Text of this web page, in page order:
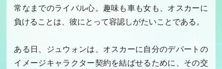
常なまでのライバル心。趣味も車も女も、オスカーに
負けることは、彼にとって容認しがたいことである。
ある日、ジュウォンは、オスカーに自分のデパートの
イメージキャラクター契約を結ばせるために、その交